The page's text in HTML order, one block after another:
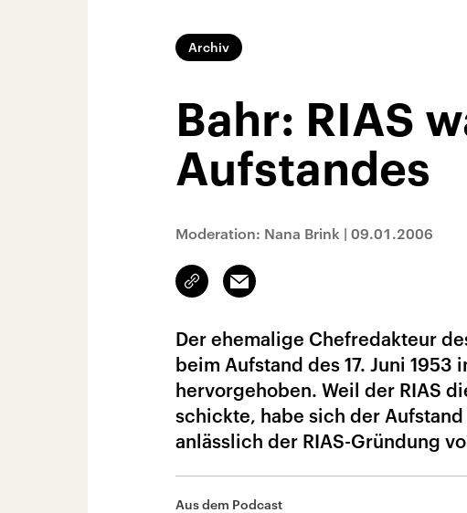
Archiv
Bahr: RIAS
Aufstandes
Moderation: Nana Brink | 09.01.2006
Link
kopieren/teilen
Email
Der ehemalige Chefredakteur
beim Aufstand des 17. Juni
hervorgehoben. Weil der RIAS
schickte, habe sich der
anlässlich der RIAS-Gründung
Aus dem Podcast